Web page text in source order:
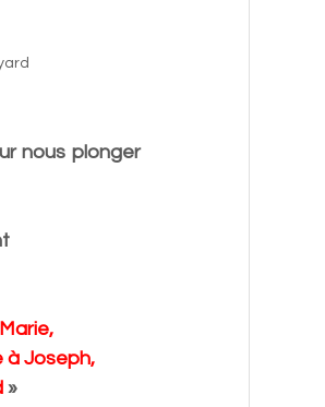
Église: Bayard
nous plonger
à Joseph,
»